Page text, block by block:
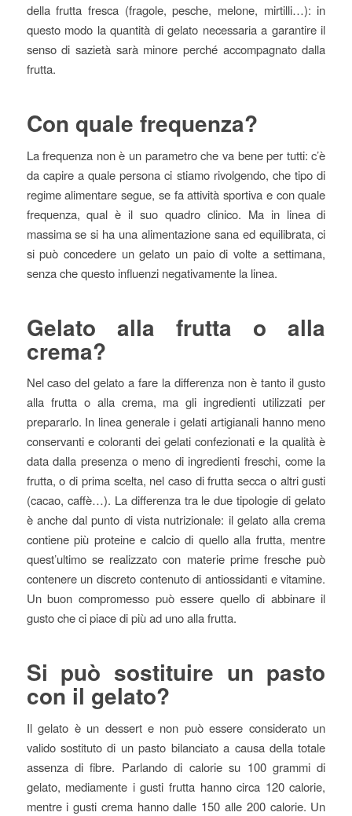
della frutta fresca (fragole, pesche, melone, mirtilli…): in
questo modo la quantità di gelato necessaria a garantire il
senso di sazietà sarà minore perché accompagnato dalla
frutta.
Con quale frequenza?
La frequenza non è un parametro che va bene per tutti: c’è
da capire a quale persona ci stiamo rivolgendo, che tipo di
regime alimentare segue, se fa attività sportiva e con quale
frequenza, qual è il suo quadro clinico. Ma in linea di
massima se si ha una alimentazione sana ed equilibrata, ci
si può concedere un gelato un paio di volte a settimana,
senza che questo influenzi negativamente la linea.
Gelato alla frutta o alla
crema?
Nel caso del gelato a fare la differenza non è tanto il gusto
alla frutta o alla crema, ma gli ingredienti utilizzati per
prepararlo. In linea generale i gelati artigianali hanno meno
conservanti e coloranti dei gelati confezionati e la qualità è
data dalla presenza o meno di ingredienti freschi, come la
frutta, o di prima scelta, nel caso di frutta secca o altri gusti
(cacao, caffè…). La differenza tra le due tipologie di gelato
è anche dal punto di vista nutrizionale: il gelato alla crema
contiene più proteine e calcio di quello alla frutta, mentre
quest’ultimo se realizzato con materie prime fresche può
contenere un discreto contenuto di antiossidanti e vitamine.
Un buon compromesso può essere quello di abbinare il
gusto che ci piace di più ad uno alla frutta.
Si può sostituire un pasto
con il gelato?
Il gelato è un dessert e non può essere considerato un
valido sostituto di un pasto bilanciato a causa della totale
assenza di fibre. Parlando di calorie su 100 grammi di
gelato, mediamente i gusti frutta hanno circa 120 calorie,
mentre i gusti crema hanno dalle 150 alle 200 calorie. Un